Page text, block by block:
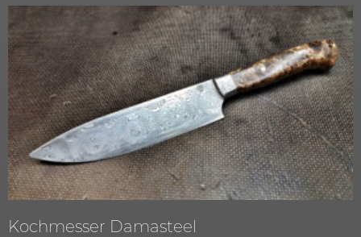
Kochmesser Damasteel